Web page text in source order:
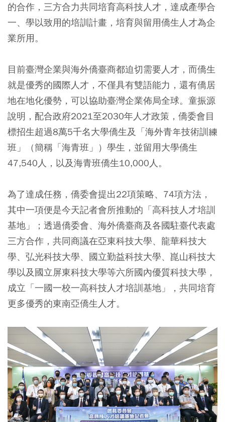
的合作，三方合力共同培育高科技人才，達成產學合
一、學以致用的培訓計畫，培育與留用僑生人才為企
業所用。
目前臺灣企業與海外僑臺商都迫切需要人才，而僑生
就是優秀的國際人才，不僅具有雙語能力，還有僑居
地在地化優勢，可以協助臺灣企業佈局全球。童振源
說明，配合政府2021至2030年人才政策，僑委會目
標招生超過8萬5千名大學僑生及「海外青年技術訓練
班」（簡稱「海青班」）學生，並留用大學僑生
47,540人，以及海青班僑生10,000人。
為了達成任務，僑委會提出22項策略、74項方法，
其中一項便是今天記者會所推動的「高科技人才培訓
基地」；透過僑委會、海外僑臺商及各國駐臺代表處
三方合作，共同商議在亞東科技大學、龍華科技大
學、弘光科技大學、國立勤益科技大學、崑山科技大
學以及國立屏東科技大學等六所國內優質科技大學，
成立「一國一校一高科技人才培訓基地」，共同培育
更多優秀的東南亞僑生人才。